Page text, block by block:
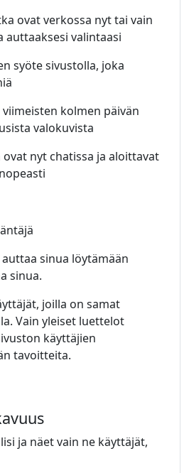
ovat verkossa nyt tai vain
auttaaksesi valintaasi
syöte sivustolla, joka
kolmen päivän
valokuvista
nyt chatissa ja aloittavat
sinua löytämään
sinua.
joilla on samat
Vain yleiset luettelot
käyttäjien
tavoitteita.
ja näet vain ne käyttäjät,